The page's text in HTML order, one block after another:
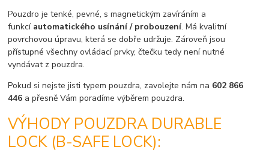
Pouzdro je tenké, pevné, s magnetickým zavíráním a
funkcí automatického usínání / probouzení. Má kvalitní
povrchovou úpravu, která se dobře udržuje. Zároveň jsou
přístupné všechny ovládací prvky, čtečku tedy není nutné
vyndávat z pouzdra.
Pokud si nejste jisti typem pouzdra, zavolejte nám na 602 866
446 a přesně Vám poradíme výběrem pouzdra.
VÝHODY POUZDRA DURABLE
LOCK (B-SAFE LOCK):